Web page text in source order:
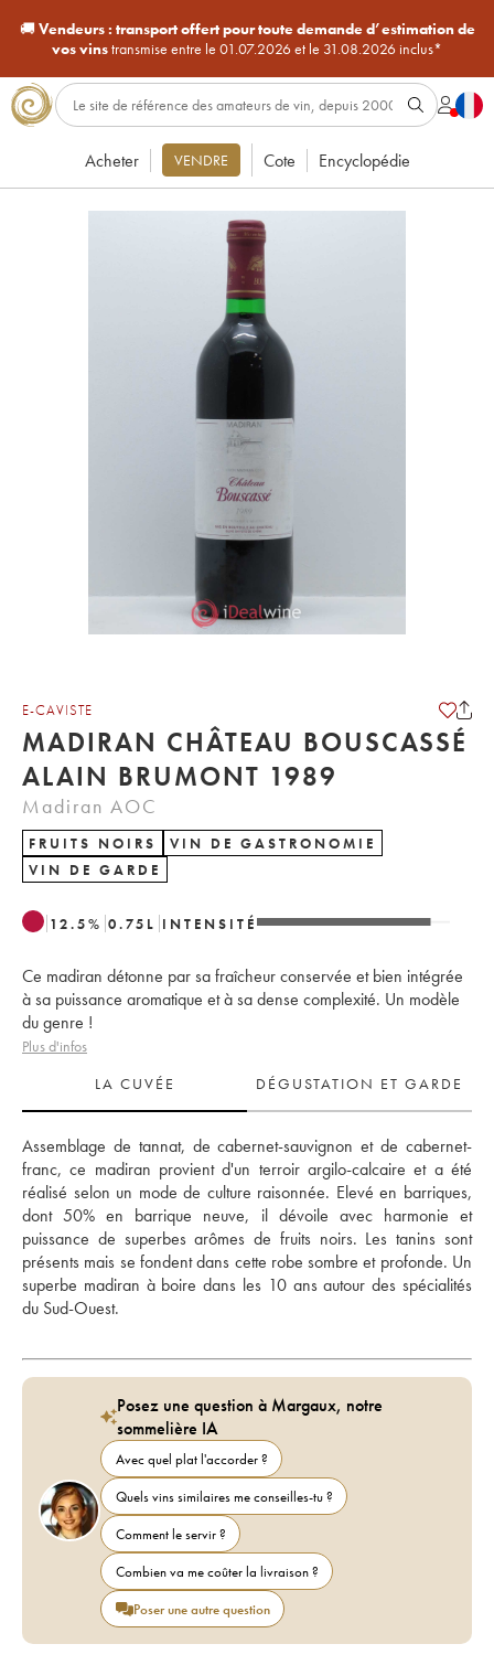
🚚Vendeurs : transport offert pour toute demande d’estimation de
vos vinstransmise entre le 01.07.2026 et le 31.08.2026 inclus*
Acheter VENDRE Cote Encyclopédie
E-CAVISTE
MADIRAN CHÂTEAU BOUSCASSÉ
ALAIN BRUMONT 1989
Madiran AOC
FRUITS NOIRS
VIN DE GASTRONOMIE
VIN DE GARDE
12.5% 0.75 L INTENSITÉ
Ce madiran détonne par sa fraîcheur conservée et bien intégrée
à sa puissance aromatique et à sa dense complexité. Un modèle
du genre !
Plus d'infos
LA CUVÉE
DÉGUSTATION ET GARDE
Assemblage de tannat, de cabernet-sauvignon et de cabernet-
franc, ce madiran provient d'un terroir argilo-calcaire et a été
réalisé selon un mode de culture raisonnée. Elevé en barriques,
dont 50% en barrique neuve, il dévoile avec harmonie et
puissance de superbes arômes de fruits noirs. Les tanins sont
présents mais se fondent dans cette robe sombre et profonde. Un
superbe madiran à boire dans les 10 ans autour des spécialités
du Sud-Ouest.
Posez une question à Margaux, notre
sommelière IA
Avec quel plat l'accorder ?
Quels vins similaires me conseilles-tu ?
Comment le servir ?
Combien va me coûter la livraison ?
Poser une autre question